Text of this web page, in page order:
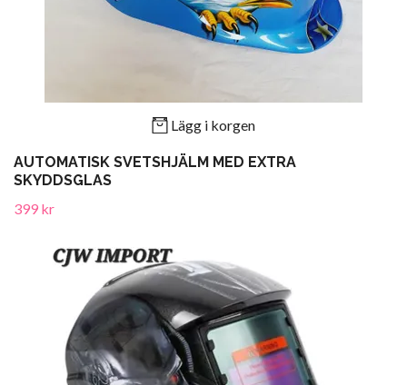
Lägg i korgen
AUTOMATISK SVETSHJÄLM MED EXTRA
SKYDDSGLAS
399 kr